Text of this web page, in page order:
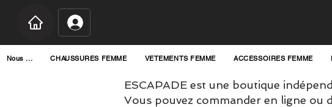
Nous ... CHAUSSURES FEMME VETEMENTS FEMME ACCESSOIRES FEMME
ESCAPADE est une boutique
Vous pouvez commander en ligne ou